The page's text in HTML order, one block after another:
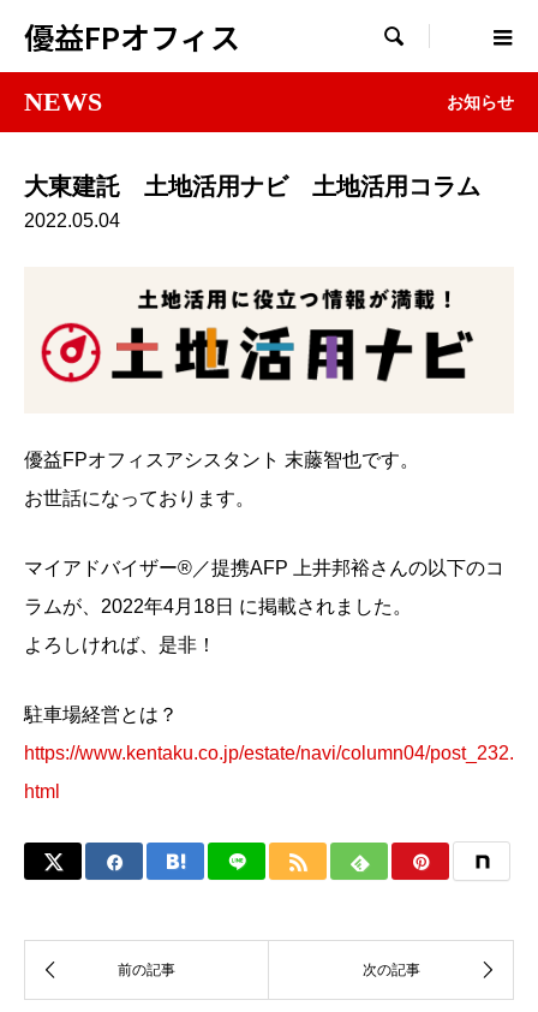
優益FPオフィス 
NEWS お知らせ
大東建託 土地活用ナビ 土地活用コラム
2022.05.04
優益FPオフィスアシスタント 末藤智也です。
お世話になっております。
マイアドバイザー®︎／提携AFP 上井邦裕さんの以下のコ
ラムが、2022年4月18日 に掲載されました。
よろしければ、是非！
駐車場経営とは？
https://www.kentaku.co.jp/estate/navi/column04/post_232.
html